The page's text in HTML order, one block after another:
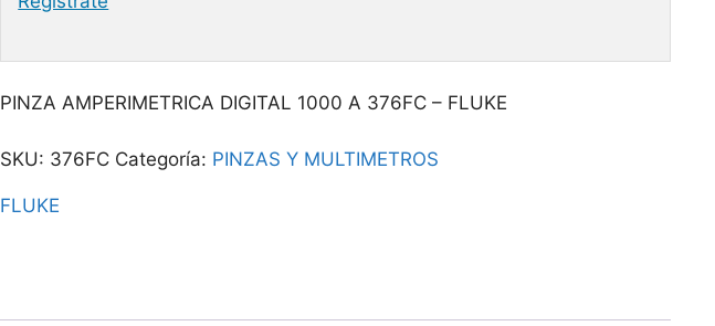
PINZA AMPERIMETRICA DIGITAL 1000 A 376FC – FLUKE
SKU: 376FC Categoría: PINZAS Y MULTIMETROS
FLUKE